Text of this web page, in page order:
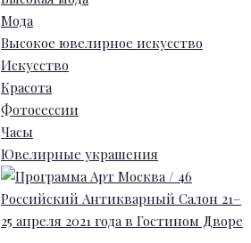
Мода
Высокое ювелирное искусство
Искусство
Красота
Фотосессии
Часы
Ювелирные украшения